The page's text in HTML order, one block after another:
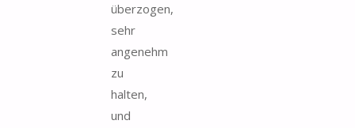
überzogen,
sehr
angenehm
zu
halten,
und